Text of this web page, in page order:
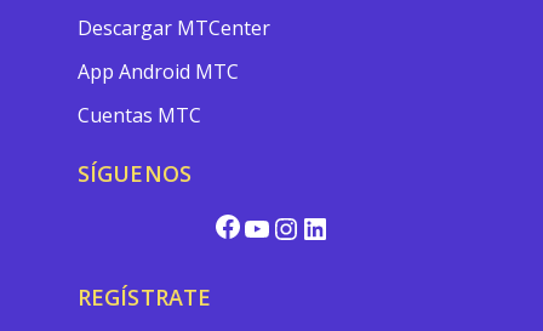
Descargar MTCenter
App Android MTC
Cuentas MTC
SÍGUENOS
REGÍSTRATE